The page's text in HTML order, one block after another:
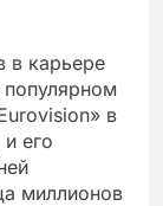
в карьере
в
его
миллионов